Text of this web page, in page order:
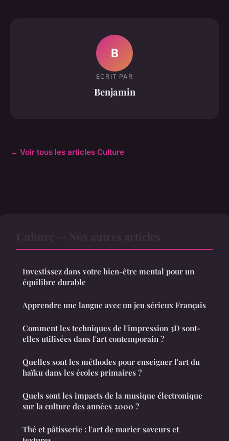
B
ECRIT PAR
Benjamin
← Voir tous les articles Culture
Investissez dans votre bien-être mental pour un
équilibre durable
Apprendre une langue avec un jeu sérieux Français
Comment les techniques de l'impression 3D sont-
elles utilisées dans l'art contemporain ?
Quelles sont les méthodes pour enseigner l'art du
haïku dans les écoles primaires ?
Quels sont les impacts de la musique électronique
sur la culture des années 2000 ?
Thé et pâtisserie : l'art de marier saveurs et